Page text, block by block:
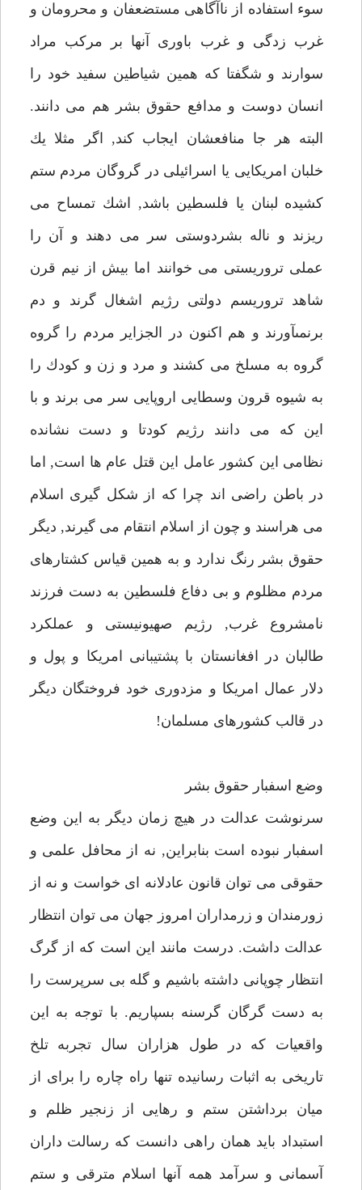
سوء استفاده از ناآگاهى مستضعفان و محرومان و
غرب زدگى و غرب باورى آنها بر مركب مراد
سوارند و شگفتا كه همين شياطين سفيد خود را
انسان دوست و مدافع حقوق بشر هم مى دانند.
البته هر جا منافعشان ايجاب كند, اگر مثلا يك
خلبان امريكايى يا اسرائيلى در گروگان مردم ستم
كشيده لبنان يا فلسطين باشد, اشك تمساح مى
ريزند و ناله بشردوستى سر مى دهند و آن را
عملى تروريستى مى خوانند اما بيش از نيم قرن
شاهد تروريسم دولتى رژيم اشغال گرند و دم
برنمىآورند و هم اكنون در الجزاير مردم را گروه
گروه به مسلخ مى كشند و مرد و زن و كودك را
به شيوه قرون وسطايى اروپايى سر مى برند و با
اين كه مى دانند رژيم كودتا و دست نشانده
نظامى اين كشور عامل اين قتل عام ها است, اما
در باطن راضى اند چرا كه از شكل گيرى اسلام
مى هراسند و چون از اسلام انتقام مى گيرند, ديگر
حقوق بشر رنگ ندارد و به همين قياس كشتارهاى
مردم مظلوم و بى دفاع فلسطين به دست فرزند
نامشروع غرب, رژيم صهيونيستى و عملكرد
طالبان در افغانستان با پشتيبانى امريكا و پول و
دلار عمال امريكا و مزدورى خود فروختگان ديگر
در قالب كشورهاى مسلمان!
وضع اسفبار حقوق بشر
سرنوشت عدالت در هيچ زمان ديگر به اين وضع
اسفبار نبوده است بنابراين, نه از محافل علمى و
حقوقى مى توان قانون عادلانه اى خواست و نه از
زورمندان و زرمداران امروز جهان مى توان انتظار
عدالت داشت. درست مانند اين است كه از گرگ
انتظار چوپانى داشته باشيم و گله بى سرپرست را
به دست گرگان گرسنه بسپاريم. با توجه به اين
واقعيات كه در طول هزاران سال تجربه تلخ
تاريخى به اثبات رسانيده تنها راه چاره را براى از
ميان برداشتن ستم و رهايى از زنجير ظلم و
استبداد بايد همان راهى دانست كه رسالت داران
آسمانى و سرآمد همه آنها اسلام مترقى و ستم